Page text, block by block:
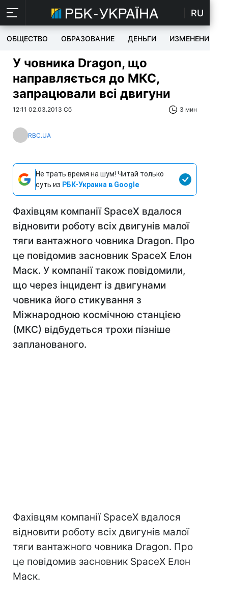
RU
ОБЩЕСТВО ОБРАЗОВАНИЕ ДЕНЬГИ ИЗМЕНЕНИЯ
У човника Dragon, що
направляється до МКС,
запрацювали всі двигуни
12:11 02.03.2013 Сб 3 мин
RBC.UA
Не трать время на шум! Читай только
суть из РБК-Украина в Google
Фахівцям компанії SpaceX вдалося
відновити роботу всіх двигунів малої
тяги вантажного човника Dragon. Про
це повідомив засновник SpaceX Елон
Маск. У компанії також повідомили,
що через інцидент із двигунами
човника його стикування з
Міжнародною космічною станцією
(МКС) відбудеться трохи пізніше
запланованого.
Фахівцям компанії SpaceX вдалося
відновити роботу всіх двигунів малої
тяги вантажного човника Dragon. Про
це повідомив засновник SpaceX Елон
Маск.